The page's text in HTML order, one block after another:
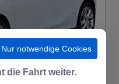
Nur notwendige Cookies
die Fahrt weiter.